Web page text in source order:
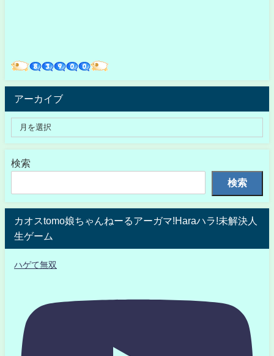
アーカイブ
検索
検索
カオスtomo娘ちゃんねーるアーガマ!Haraハラ!未解決人
生ゲーム
ハゲて無双